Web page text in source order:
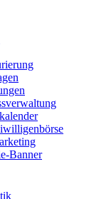
Banner